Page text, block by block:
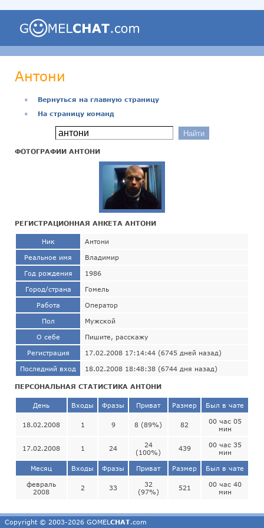
Антони
●
Вернуться на главную страницу
●
На страницу команд
ФОТОГРАФИИ АНТОНИ
РЕГИСТРАЦИОННАЯ АНКЕТА АНТОНИ
Ник Антони
Реальное имя Владимир
Год рождения 1986
Город/страна Гомель
Работа Оператор
Пол Мужской
О себе Пишите, расскажу
Регистрация 17.02.2008 17:14:44 (6745 дней назад)
Последний вход 18.02.2008 18:48:38 (6744 дня назад)
ПЕРСОНАЛЬНАЯ СТАТИСТИКА АНТОНИ
День Входы Фразы Приват Размер Был в чате
18.02.2008 1 9 8 (89%) 82
00 час 05
мин
17.02.2008 1 24
24
(100%)
439
00 час 35
мин
Месяц Входы Фразы Приват Размер Был в чате
февраль
2008
2 33
32
(97%)
521
00 час 40
мин
Copyright © 2003-2026 GOMEL CHAT.com